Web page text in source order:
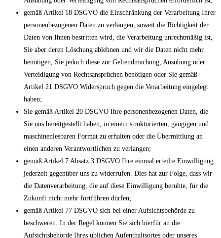
gemäß Artikel 18 DSGVO die Einschränkung der Verarbeitung Ihrer
personenbezogenen Daten zu verlangen, soweit die Richtigkeit der
Daten von Ihnen bestritten wird, die Verarbeitung unrechtmäßig ist,
Sie aber deren Löschung ablehnen und wir die Daten nicht mehr
benötigen, Sie jedoch diese zur Geltendmachung, Ausübung oder
Verteidigung von Rechtsansprüchen benötigen oder Sie gemäß
Artikel 21 DSGVO Widerspruch gegen die Verarbeitung eingelegt
haben;
Sie gemäß Artikel 20 DSGVO Ihre personenbezogenen Daten, die
Sie uns bereitgestellt haben, in einem strukturierten, gängigen und
maschinenlesbaren Format zu erhalten oder die Übermittlung an
einen anderen Verantwortlichen zu verlangen;
gemäß Artikel 7 Absatz 3 DSGVO Ihre einmal erteilte Einwilligung
jederzeit gegenüber uns zu widerrufen. Dies hat zur Folge, dass wir
die Datenverarbeitung, die auf diese Einwilligung beruhte, für die
Zukunft nicht mehr fortführen dürfen;
gemäß Artikel 77 DSGVO sich bei einer Aufsichtsbehörde zu
beschweren. In der Regel können Sie sich hierfür an die
Aufsichtsbehörde Ihres üblichen Aufenthaltsortes oder unseres